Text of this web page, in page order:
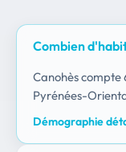
Combien
Canohès compte
Pyrénées-
Démographie